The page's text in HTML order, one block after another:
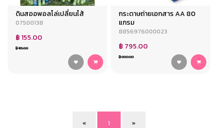
ดินสออพอลโล่เปลี่ยนไส้
07500138
฿ 155.00
฿ 165.00
กระดาษถ่ายเอกสาร AA 80
แกรม
8856976000023
฿ 795.00
฿ 800.00
« 1 »